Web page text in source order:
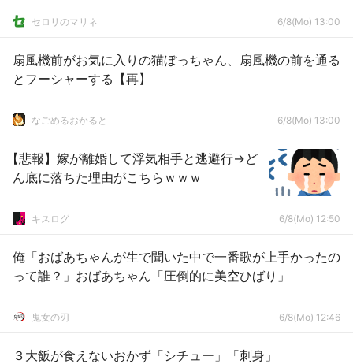
セロリのマリネ 6/8(Mo) 13:00
扇風機前がお気に入りの猫ぼっちゃん、扇風機の前を通る
とフーシャーする【再】
なごめるおかると 6/8(Mo) 13:00
【悲報】嫁が離婚して浮気相手と逃避行→ど
ん底に落ちた理由がこちらｗｗｗ
キスログ 6/8(Mo) 12:50
俺「おばあちゃんが生で聞いた中で一番歌が上手かったの
って誰？」おばあちゃん「圧倒的に美空ひばり」
鬼女の刃 6/8(Mo) 12:46
３大飯が食えないおかず「シチュー」「刺身」